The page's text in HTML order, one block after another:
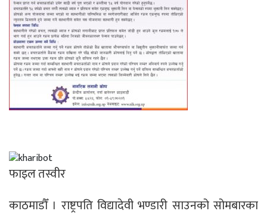
फाइल तस्वीर
काठमाडौँ । राष्ट्रपति विद्यादेवी भण्डारी साउनको सोमबारका